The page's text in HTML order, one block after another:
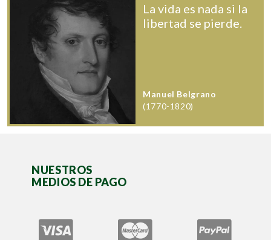
La vida es nada si la
libertad se pierde.
Manuel Belgrano
(1770-1820)
NUESTROS
MEDIOS DE PAGO